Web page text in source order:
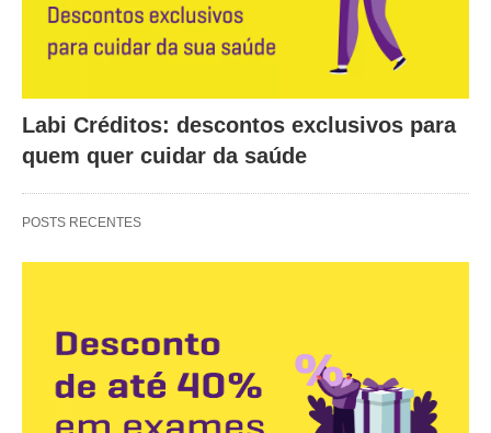
Labi Créditos: descontos exclusivos para
quem quer cuidar da saúde
POSTS RECENTES